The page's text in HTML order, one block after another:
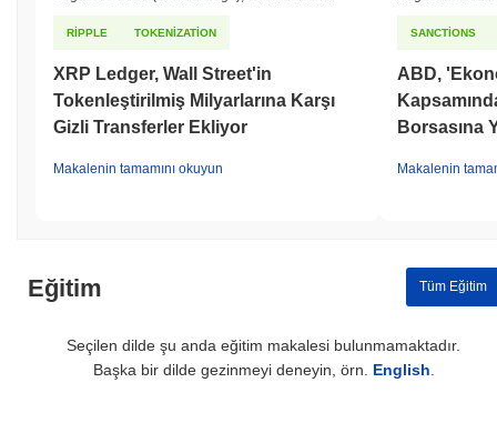
RIPPLE TOKENIZATION
XRP Ledger, Wall Street'in
Tokenleştirilmiş Milyarlarına Karşı
Gizli Transferler Ekliyor
Makalenin tamamını okuyun
SANCTIONS
ABD,
Borsasına
Makalenin
Eğitim Tüm Eğitim
Seçilen dilde şu anda eğitim makalesi bulunmamaktadır.
Başka bir dilde gezinmeyi deneyin, örn. English